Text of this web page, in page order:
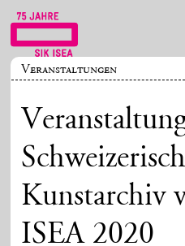
Veranstaltungen
Kunstarchiv
ISEA 2020